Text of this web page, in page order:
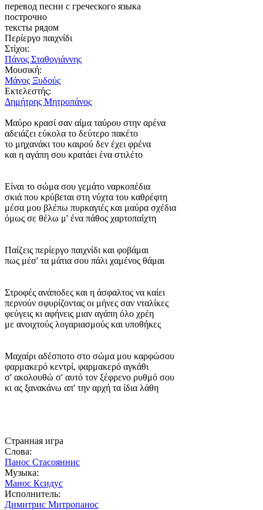
перевод песни с греческого языка
построчно
тексты рядом
Περίεργο παιχνίδι
Στίχοι:
Πάνος Σταθογιάννης
Μουσική:
Μάνος Ξυδούς
Εκτελεστής:
Δημήτρης Μητροπάνος
Μαύρο κρασί σαν αίμα ταύρου στην αρένα
αδειάζει εύκολα το δεύτερο πακέτο
το μηχανάκι του καιρού δεν έχει φρένα
και η αγάπη σου κρατάει ένα στιλέτο
Είναι το σώμα σου γεμάτο ναρκοπέδια
σκιά που κρύβεται στη νύχτα του καθρέφτη
μέσα μου βλέπω πυρκαγιές και μαύρα σχέδια
όμως σε θέλω μ' ένα πάθος χαρτοπαίχτη
Παίζεις περίεργο παιχνίδι και φοβάμαι
πως μέσ' τα μάτια σου πάλι χαμένος θάμαι
Στροφές ανάποδες και η άσφαλτος να καίει
περνούν σφυρίζοντας οι μήνες σαν νταλίκες
φεύγεις κι αφήνεις μιαν αγάπη όλο χρέη
με ανοιχτούς λογαριασμούς και υποθήκες
Μαχαίρι αδέσποτο στο σώμα μου καρφώσου
φαρμακερό κεντρί, φαρμακερό αγκάθι
σ' ακολουθώ σ' αυτό τον ξέφρενο ρυθμό σου
κι ας ξανακάνω απ' την αρχή τα ίδια λάθη
Странная игра
Слова:
Панос Стасояннис
Музыка:
Манос Ксидус
Исполнитель:
Димитрис Митропанос